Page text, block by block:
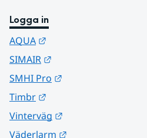
Logga in
AQUA
SIMAIR
SMHI Pro
Timbr
Vinterväg
Väderlarm